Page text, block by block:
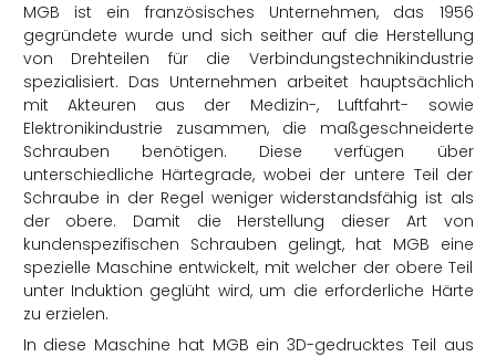
MGB ist ein französisches Unternehmen, das 1956
gegründete wurde und sich seither auf die Herstellung
von Drehteilen für die Verbindungstechnikindustrie
spezialisiert. Das Unternehmen arbeitet hauptsächlich
mit Akteuren aus der Medizin-, Luftfahrt- sowie
Elektronikindustrie zusammen, die maßgeschneiderte
Schrauben benötigen. Diese verfügen über
unterschiedliche Härtegrade, wobei der untere Teil der
Schraube in der Regel weniger widerstandsfähig ist als
der obere. Damit die Herstellung dieser Art von
kundenspezifischen Schrauben gelingt, hat MGB eine
spezielle Maschine entwickelt, mit welcher der obere Teil
unter Induktion geglüht wird, um die erforderliche Härte
zu erzielen.
In diese Maschine hat MGB ein 3D-gedrucktes Teil aus